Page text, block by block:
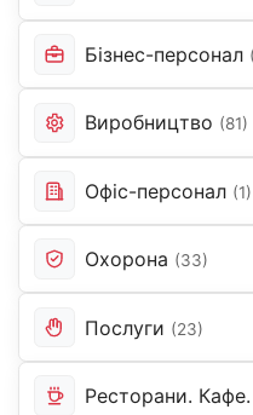
Бізнес-персонал
Виробництво (81)
Офіс-персонал (1)
Охорона (33)
Послуги (23)
Ресторани.